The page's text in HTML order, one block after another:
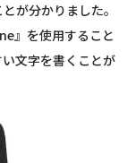
が分かりました。
』を使用すること
文字を書くことが